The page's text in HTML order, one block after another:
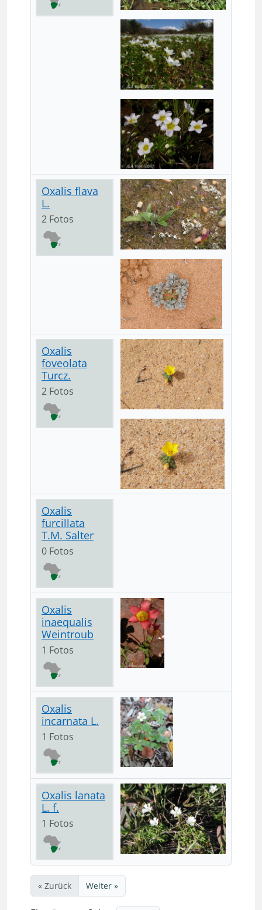
Oxalis flava
L.
2 Fotos
Oxalis
foveolata
Turcz.
2 Fotos
Oxalis
furcillata
T.M. Salter
0 Fotos
Oxalis
inaequalis
Weintroub
1 Fotos
Oxalis
incarnata L.
1 Fotos
Oxalis lanata
L. f.
1 Fotos
« Zurück Weiter »